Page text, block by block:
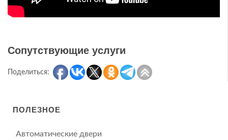
Сопутствующие услуги
Поделиться:
ПОЛЕЗНОЕ
Автоматические двери